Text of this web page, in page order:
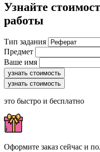
Узнайте
работы
Тип задания
Предмет
Ваше имя
узнать стоимость
узнать стоимость
это быстро и бесплатно
Оформите заказ сейчас и